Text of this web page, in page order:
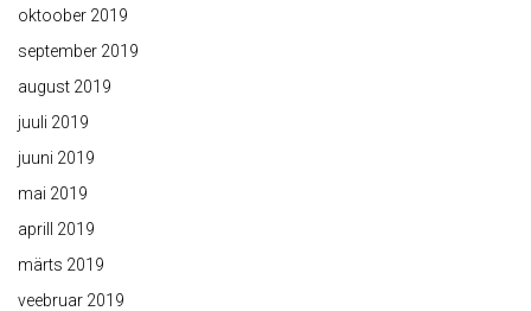
oktoober 2019
september 2019
august 2019
juuli 2019
juuni 2019
mai 2019
aprill 2019
märts 2019
veebruar 2019